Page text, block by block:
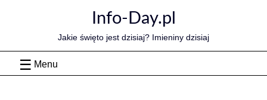
Info-Day.pl
Jakie święto jest dzisiaj? Imieniny dzisiaj
Menu